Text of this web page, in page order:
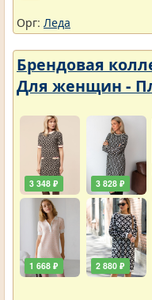
Орг: Леда
Брендовая
Для женщин -
3 348 ₽
1 668 ₽
3 828 ₽
2 880 ₽